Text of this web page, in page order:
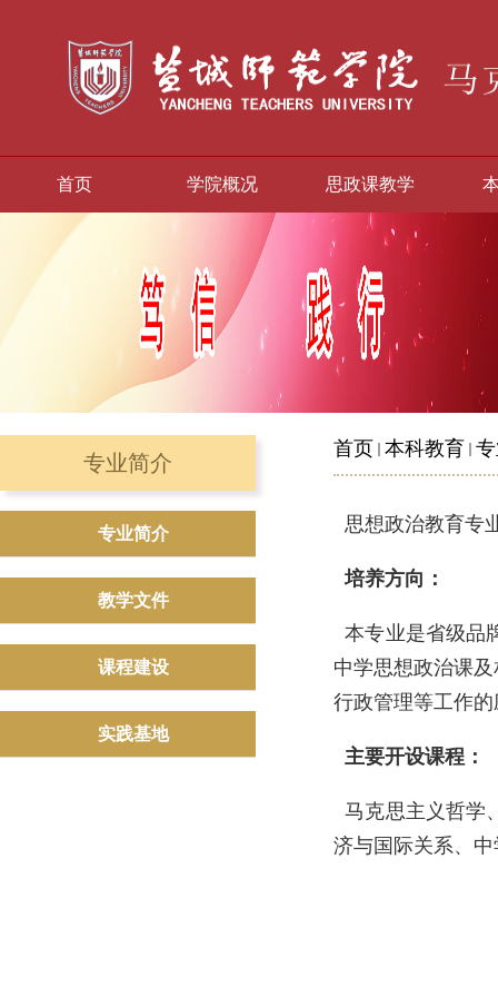
首页 学院概况 思政课教学
专业简介
专业简介
教学文件
课程建设
实践基地
首页 本科教育
思想政治教育专
培养方向：
本专业是省级品
中学思想政治课
行政管理等工作
主要开设课程：
马克思主义哲学
济与国际关系、